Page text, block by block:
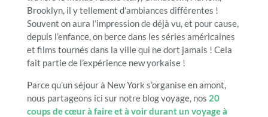
Brooklyn, il y tellement d’ambiances différentes !
Souvent on aura l’impression de déjà vu, et pour cause,
depuis l’enfance, on berce dans les séries américaines
et films tournés dans la ville qui ne dort jamais ! Cela
fait partie de l’expérience new yorkaise !
Parce qu’un séjour à New York s’organise en amont,
nous partageons ici sur notre blog voyage, nos 20
coups de cœur à faire et à voir durant un voyage à